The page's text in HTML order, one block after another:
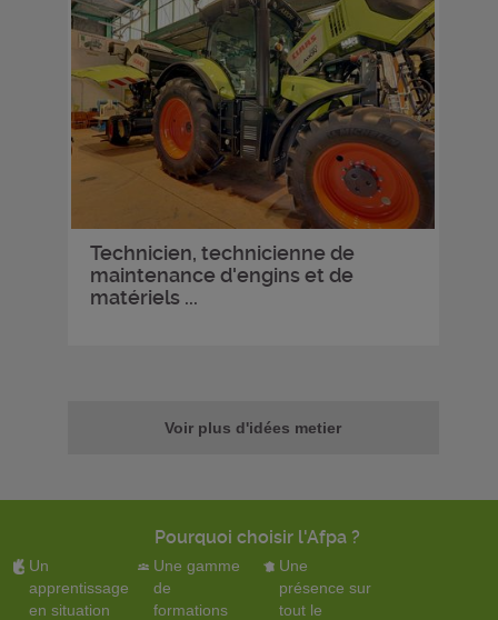
Technicien, technicienne de
maintenance d'engins et de
matériels ...
Voir plus d'idées metier
Pourquoi choisir l'Afpa ?
Un
apprentissage
en situation
Une gamme
de
formations
Une
présence sur
tout le